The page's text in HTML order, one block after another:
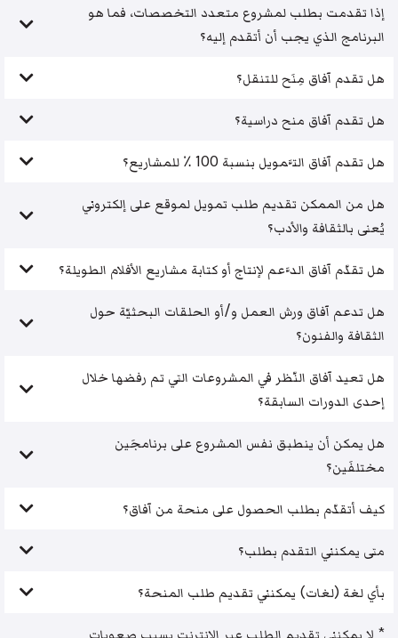
إذا تقدمت بطلب لمشروع متعدد التخصصات، فما هو
البرنامج الذي يجب أن أتقدم إليه؟
هل تقدم آفاق مِنَح للتنقل؟
هل تقدم آفاق منح دراسية؟
هل تقدم آفاق التَّمويل بنسبة 100 ٪ للمشاريع؟
هل من الممكن تقديم طلب تمويل لموقع على إلكتروني
يُعنى بالثقافة والأدب؟
هل تقدّم آفاق الدَّعم لإنتاج أو كتابة مشاريع الأفلام الطويلة؟
هل تدعم آفاق ورش العمل و/أو الحلقات البحثيّة حول
الثقافة والفنون؟
هل تعيد آفاق النّظر في المشروعات التي تم رفضها خلال
إحدى الدورات السابقة؟
هل يمكن أن ينطبق نفس المشروع على برنامجَين
مختلفَين؟
كيف أتقدّم بطلب الحصول على منحة من آفاق؟
متى يمكنني التقدم بطلب؟
بأي لغة (لغات) يمكنني تقديم طلب المنحة؟
* لا يمكنني تقديم الطلب عبر الإنترنت بسبب صعوبات